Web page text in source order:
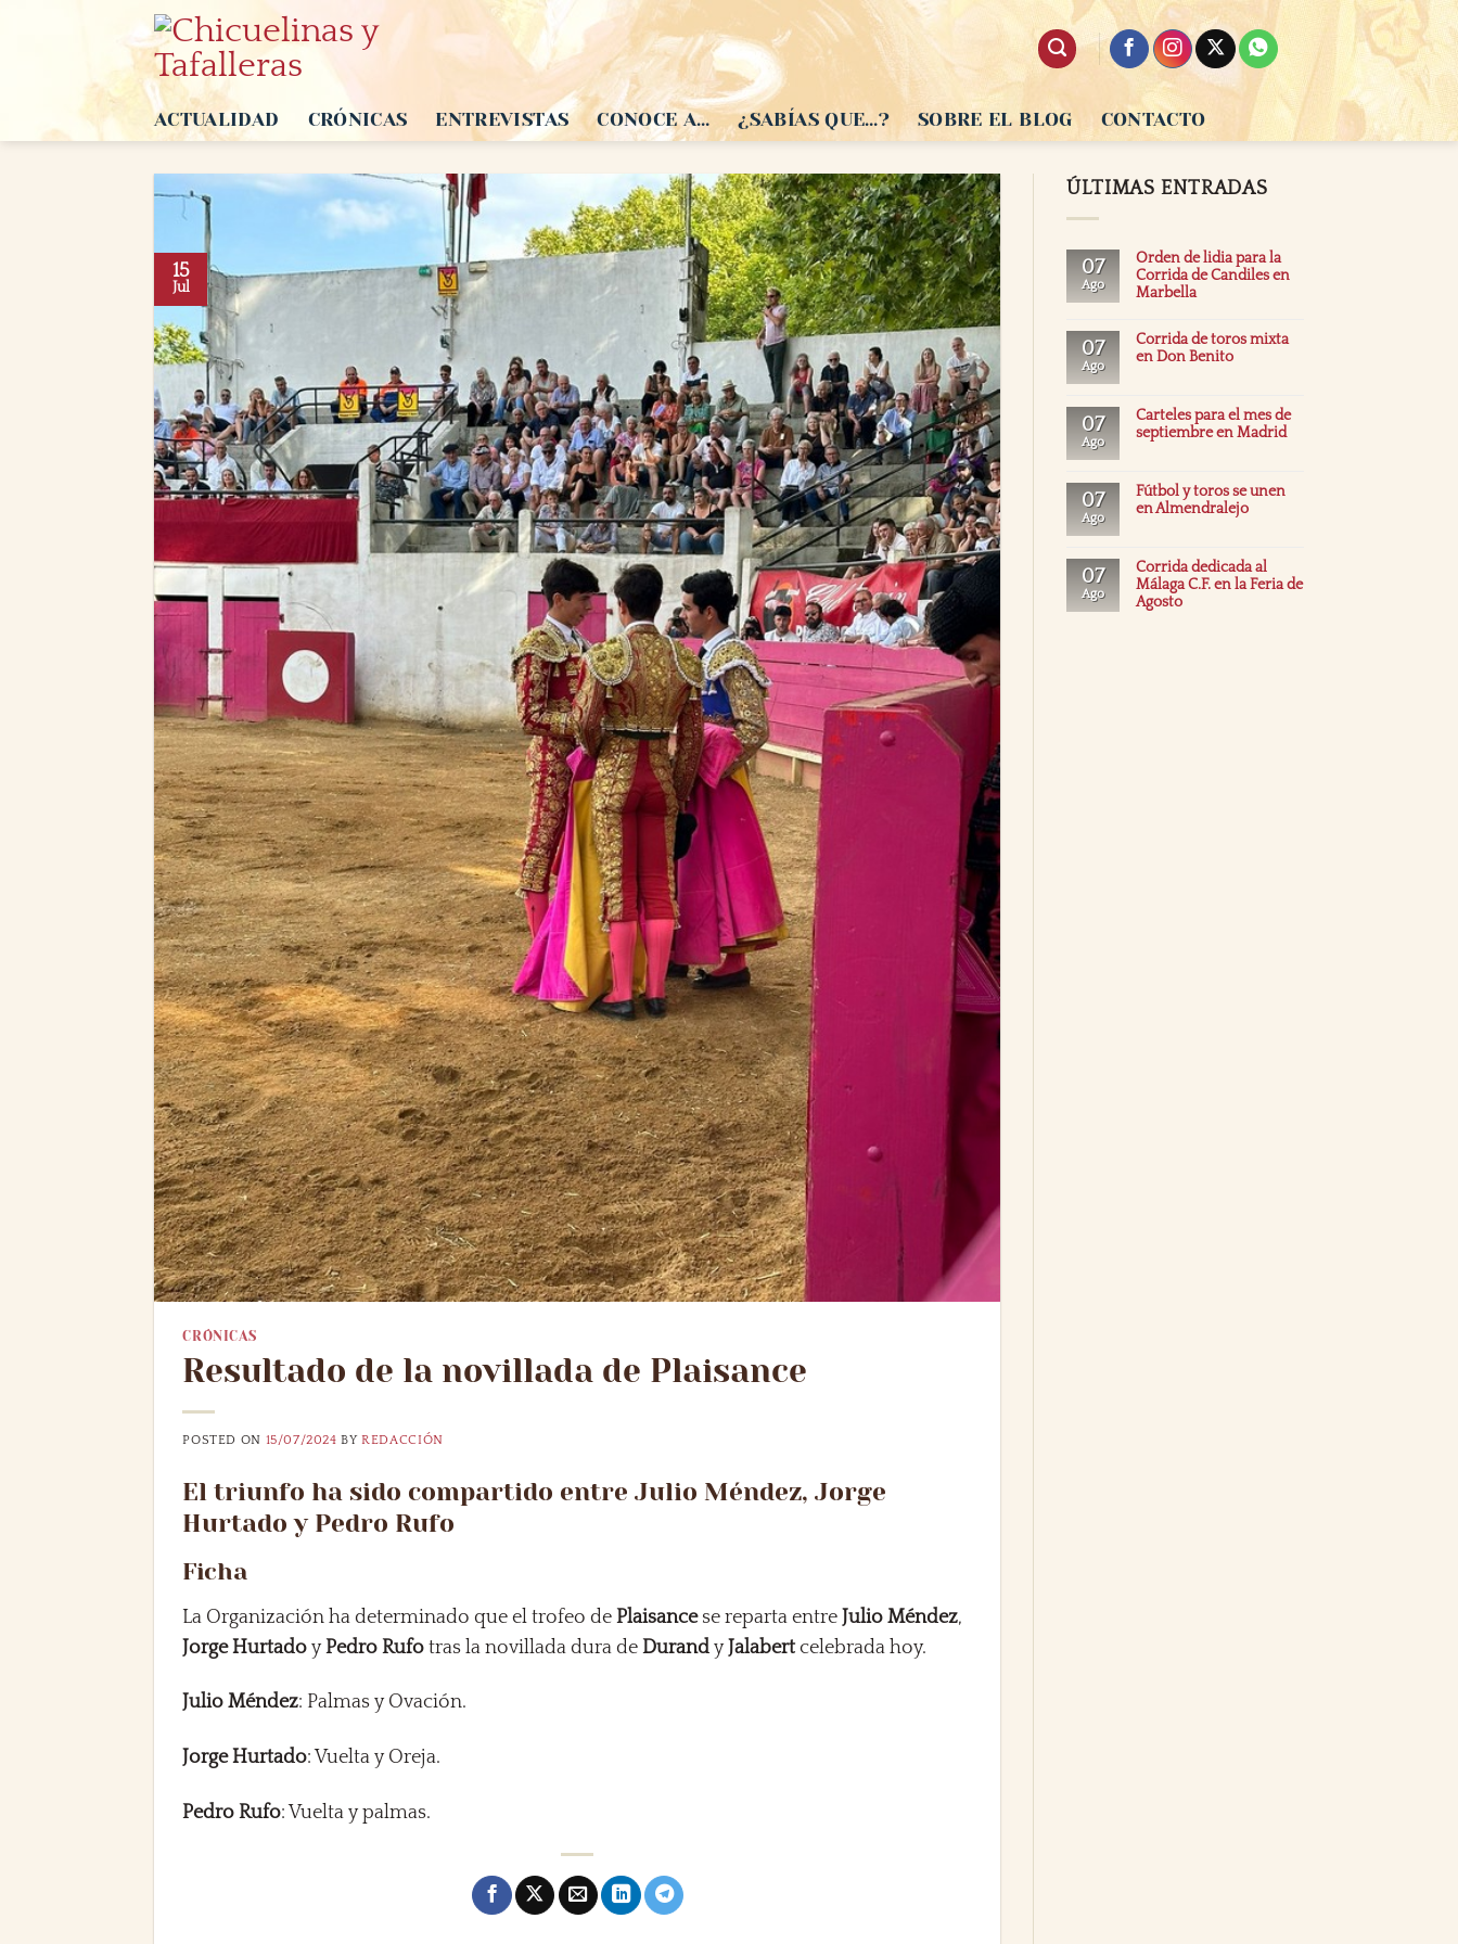
ACTUALIDAD
CRÓNICAS ENTREVISTAS CONOCE A… ¿SABÍAS QUE…? SOBRE EL BLOG CONTACTO
15
Jul
CRÓNICAS
Resultado de la novillada de Plaisance
POSTED ON 15/07/2024 BYREDACCIÓN
El triunfo ha sido compartido entre Julio Méndez, Jorge
Hurtado y Pedro Rufo
Ficha
La Organización ha determinado que el trofeo dePlaisancese reparta entreJulio Méndez,
Jorge Hurtado yPedro Rufo tras la novillada dura deDurand yJalabert celebrada hoy.
Julio Méndez: Palmas y Ovación.
Jorge Hurtado: Vuelta y Oreja.
Pedro Rufo: Vuelta y palmas.
ÚLTIMAS ENTRADAS
07
Ago
Orden de lidia para la
Corrida de Candiles en
Marbella
07
Ago
Corrida de toros mixta
en Don Benito
07
Ago
Carteles para el mes de
septiembre en Madrid
07
Ago
Fútbol y toros se unen
en Almendralejo
07
Ago
Corrida dedicada al
Málaga C.F. en la Feria de
Agosto